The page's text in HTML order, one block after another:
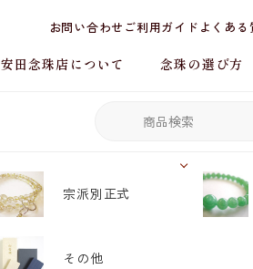
お問い合わせ ご利用ガイド よくある
安田念珠店について 念珠の選び方
宗派別正式
その他